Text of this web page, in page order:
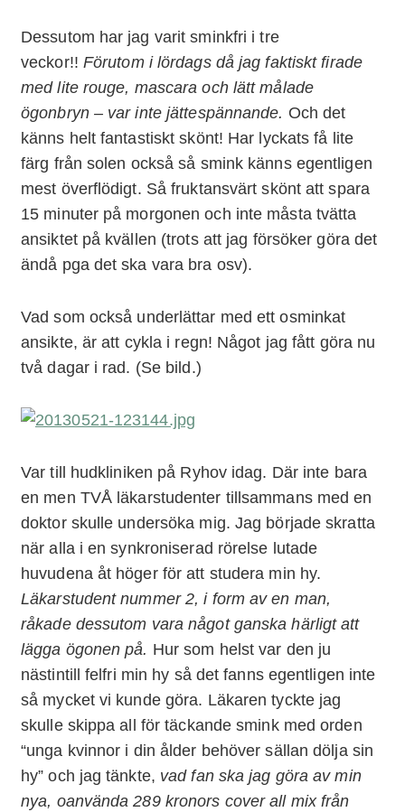
Dessutom har jag varit sminkfri i tre
veckor!! Förutom i lördags då jag faktiskt firade
med lite rouge, mascara och lätt målade
ögonbryn – var inte jättespännande. Och det
känns helt fantastiskt skönt! Har lyckats få lite
färg från solen också så smink känns egentligen
mest överflödigt. Så fruktansvärt skönt att spara
15 minuter på morgonen och inte måsta tvätta
ansiktet på kvällen (trots att jag försöker göra det
ändå pga det ska vara bra osv).
Vad som också underlättar med ett osminkat
ansikte, är att cykla i regn! Något jag fått göra nu
två dagar i rad. (Se bild.)
Var till hudkliniken på Ryhov idag. Där inte bara
en men TVÅ läkarstudenter tillsammans med en
doktor skulle undersöka mig. Jag började skratta
när alla i en synkroniserad rörelse lutade
huvudena åt höger för att studera min hy.
Läkarstudent nummer 2, i form av en man,
råkade dessutom vara något ganska härligt att
lägga ögonen på. Hur som helst var den ju
nästintill felfri min hy så det fanns egentligen inte
så mycket vi kunde göra. Läkaren tyckte jag
skulle skippa all för täckande smink med orden
“unga kvinnor i din ålder behöver sällan dölja sin
hy” och jag tänkte, vad fan ska jag göra av min
nya, oanvända 289 kronors cover all mix från